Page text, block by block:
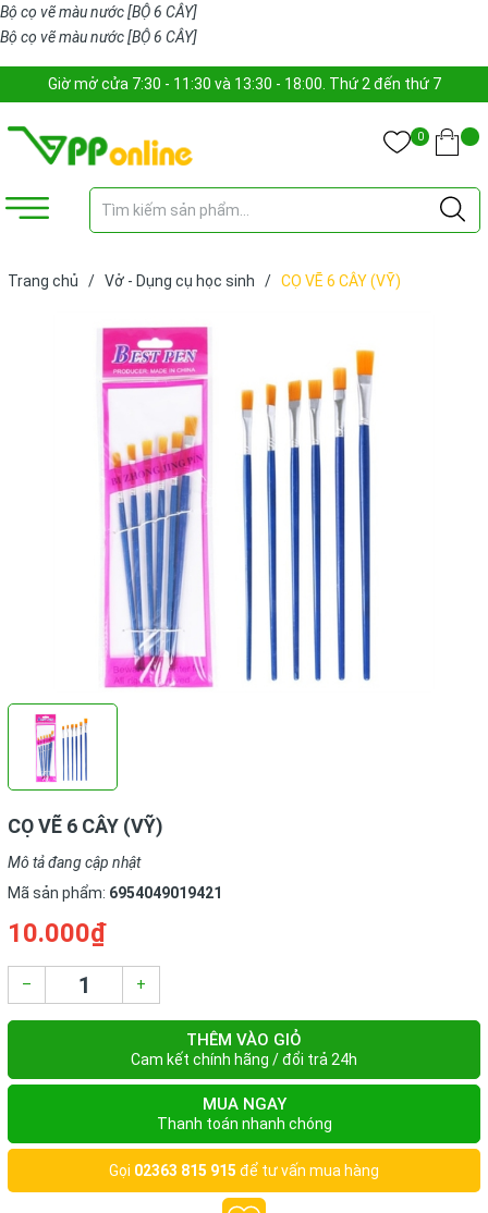
Bộ cọ vẽ màu nước [BỘ 6 CÂY]
Bộ cọ vẽ màu nước [BỘ 6 CÂY]
Giờ mở cửa 7:30 - 11:30 và 13:30 - 18:00. Thứ 2 đến thứ 7
0
Trang chủ / Vở - Dụng cụ học sinh / CỌ VẼ 6 CÂY (VỸ)
CỌ VẼ 6 CÂY (VỸ)
Mô tả đang cập nhật
Mã sản phẩm: 6954049019421
10.000₫
– +
THÊM VÀO GIỎ
Cam kết chính hãng / đổi trả 24h
MUA NGAY
Thanh toán nhanh chóng
Gọi 02363 815 915 để tư vấn mua hàng